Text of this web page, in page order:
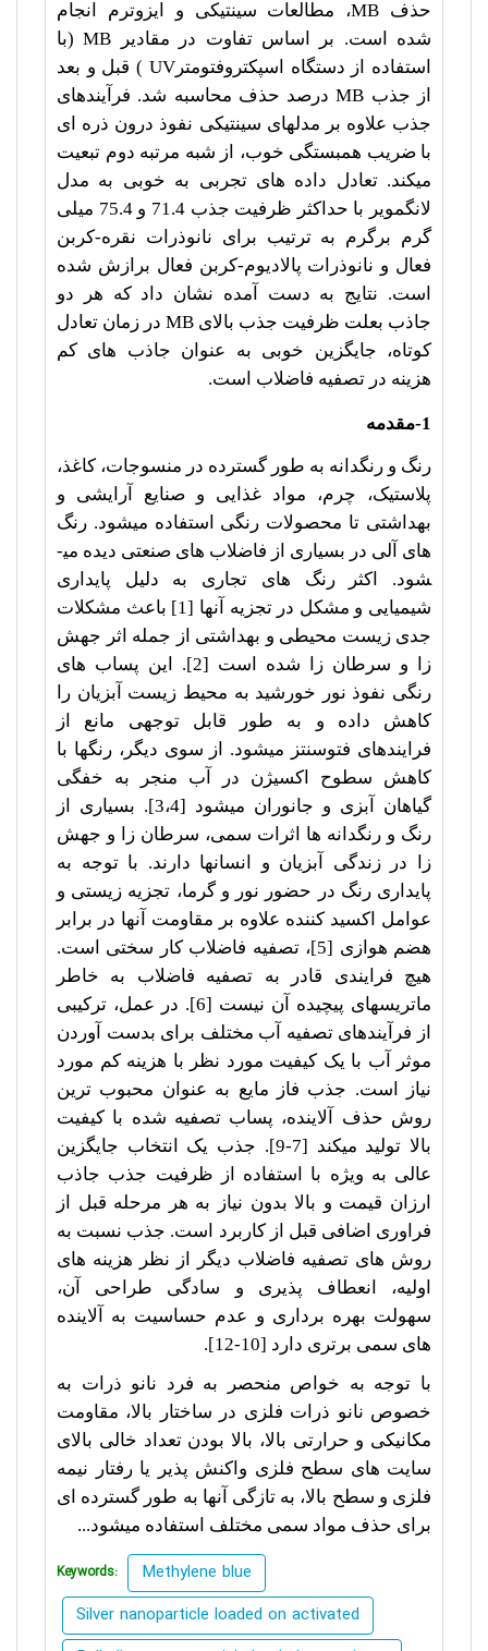
حذف MB، مطالعات سینتیکی و ایزوترم انجام
شده است. بر اساس تفاوت در مقادیر
MB (با
استفاده از دستگاه اسپکتروفتومترUV ) قبل و بعد
از جذب MB درصد حذف محاسبه شد. فرآیندهای
جذب علاوه بر مدل­های سینتیکی نفوذ درون ذره ای
با ضریب همبستگی خوب، از شبه مرتبه دوم تبعیت
می­کند. تعادل داده های تجربی به خوبی به مدل
لانگمویر با حداکثر ظرفیت جذب 71.4 و 75.4 میلی
گرم برگرم به ترتیب برای نانوذرات نقره-کربن
فعال و نانوذرات پالادیوم-کربن فعال برازش شده
است. نتایج به دست آمده نشان داد که هر دو
جاذب بعلت ظرفیت جذب بالای MB در زمان تعادل
کوتاه، جایگزین خوبی به عنوان جاذب های کم
هزینه در تصفیه فاضلاب است.
1-مقدمه
رنگ و رنگدانه به طور گسترده در منسوجات، کاغذ،
پلاستیک، چرم، مواد غذایی و صنایع آرایشی و
بهداشتی تا محصولات رنگی استفاده می­شود. رنگ
های آلی در بسیاری از فاضلاب های صنعتی دیده می­
شود. اکثر رنگ های تجاری به دلیل پایداری
شیمیایی و مشکل در تجزیه آنها [1] باعث مشکلات
جدی زیست محیطی و بهداشتی از جمله اثر جهش
زا و سرطان زا شده است [2]. این پساب های
رنگی نفوذ نور خورشید به محیط زیست آبزیان را
کاهش داده و به طور قابل توجهی مانع از
فرایندهای فتوسنتز می­شود. از سوی دیگر، رنگها با
کاهش سطوح اکسیژن در آب منجر به خفگی
گیاهان آبزی و جانوران می­شود [3،4]. بسیاری از
رنگ و رنگدانه ها اثرات سمی، سرطان زا و جهش
زا در زندگی آبزیان و انسانها دارند. با توجه به
پایداری رنگ در حضور نور و گرما، تجزیه زیستی و
عوامل اکسید کننده علاوه بر مقاومت آنها در برابر
هضم هوازی [5]، تصفیه فاضلاب کار سختی است.
هیچ فرایندی قادر به تصفیه فاضلاب به خاطر
ماتریس­های پیچیده آن نیست [6]. در عمل، ترکیبی
از فرآیندهای تصفیه آب مختلف برای بدست آوردن
موثر آب با یک کیفیت مورد نظر با هزینه کم مورد
نیاز است. جذب فاز مایع به عنوان محبوب ترین
روش حذف آلاینده، پساب تصفیه شده با کیفیت
بالا تولید می­کند [7-9]. جذب یک انتخاب جایگزین
عالی به ویژه با استفاده از ظرفیت جذب جاذب
ارزان قیمت و بالا بدون نیاز به هر مرحله قبل از
فراوری اضافی قبل از کاربرد است. جذب نسبت به
روش های تصفیه فاضلاب دیگر از نظر هزینه های
اولیه، انعطاف پذیری و سادگی طراحی آن،
سهولت بهره برداری و عدم حساسیت به آلاینده
های سمی برتری دارد [10-12]
.
با توجه به خواص منحصر به فرد نانو ذرات به
خصوص نانو ذرات فلزی در ساختار بالا، مقاومت
مکانیکی و حرارتی بالا، بالا بودن تعداد خالی بالای
سایت های سطح فلزی واکنش پذیر یا رفتار نیمه
فلزی و سطح بالا، به تازگی آنها به طور گسترده ای
برای حذف مواد سمی مختلف استفاده می­شود...
Keywords:
Methylene blue
Silver nanoparticle loaded on activated